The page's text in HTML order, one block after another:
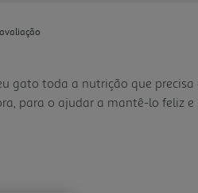
gato toda a nutrição que precisa
para o ajudar a mantê-lo feliz e
gato para sua casa, fez um